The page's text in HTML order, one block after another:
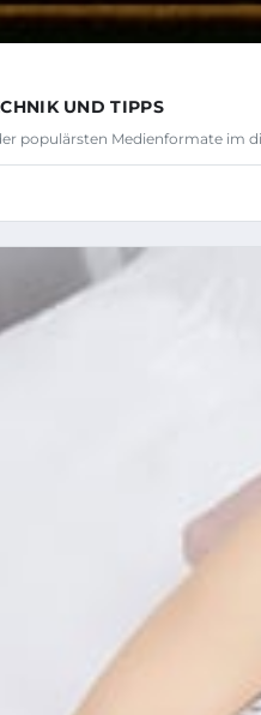
UND TIPPS
populärsten Medienformate im